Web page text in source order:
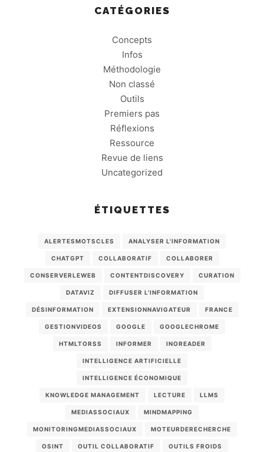
CATÉGORIES
Concepts
Infos
Méthodologie
Non classé
Outils
Premiers pas
Réflexions
Ressource
Revue de liens
Uncategorized
ÉTIQUETTES
ALERTESMOTSCLES ANALYSER L'INFORMATION
CHATGPT COLLABORATIF COLLABORER
CONSERVERLEWEB CONTENTDISCOVERY CURATION
DATAVIZ DIFFUSER L'INFORMATION
DÉSINFORMATION EXTENSIONNAVIGATEUR FRANCE
GESTIONVIDEOS GOOGLE GOOGLECHROME
HTMLTORSS INFORMER INOREADER
INTELLIGENCE ARTIFICIELLE
INTELLIGENCE ÉCONOMIQUE
KNOWLEDGE MANAGEMENT LECTURE LLMS
MEDIASSOCIAUX MINDMAPPING
MONITORINGMEDIASSOCIAUX MOTEURDERECHERCHE
OSINT OUTIL COLLABORATIF OUTILS FROIDS